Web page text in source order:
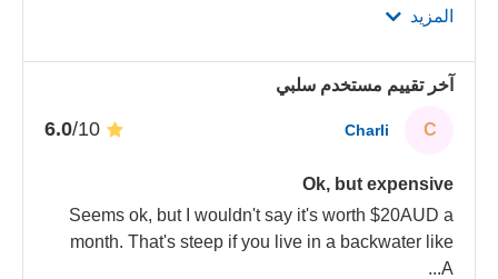
المزيد
آخر تقييم مستخدم سلبي
C
Charli
/10
Ok, but expensive
Seems ok, but I wouldn't say it's worth $20AUD a
month. That's steep if you live in a backwater like
A
...